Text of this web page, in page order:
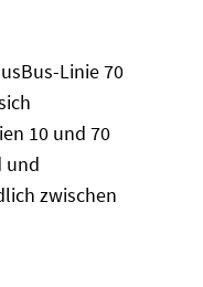
Linie 70
10 und 70
und
zwischen